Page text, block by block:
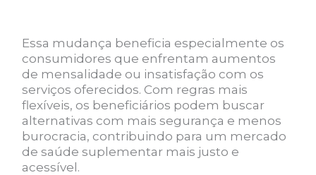
Essa mudança beneficia especialmente os
consumidores que enfrentam aumentos
de mensalidade ou insatisfação com os
serviços oferecidos. Com regras mais
flexíveis, os beneficiários podem buscar
alternativas com mais segurança e menos
burocracia, contribuindo para um mercado
de saúde suplementar mais justo e
acessível.